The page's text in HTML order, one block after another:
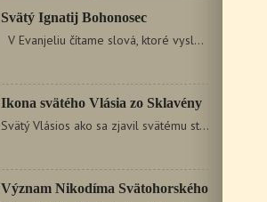
Svätý Ignatij Bohonosec
V Evanjeliu čítame slová, ktoré vyslovil Isus Christos:…
Ikona svätého Vlásia zo Sklavény
Svätý Vlásios ako sa zjavil svätému starcovi Paisijovi…
Význam Nikodíma Svätohorského